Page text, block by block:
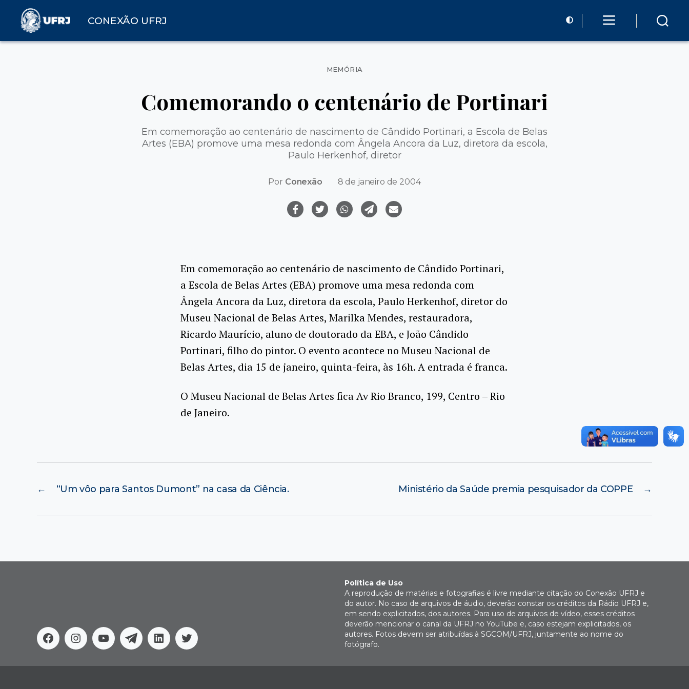
CONEXÃO UFRJ
Categorias
MEMÓRIA
Comemorando o centenário de Portinari
Em comemoração ao centenário de nascimento de Cândido Portinari, a Escola de Belas
Artes (EBA) promove uma mesa redonda com Ângela Ancora da Luz, diretora da escola,
Paulo Herkenhof, diretor
Por Conexão 8 de janeiro de 2004
Em comemoração ao centenário de nascimento de Cândido Portinari,
a Escola de Belas Artes (EBA) promove uma mesa redonda com
Ângela Ancora da Luz, diretora da escola, Paulo Herkenhof, diretor do
Museu Nacional de Belas Artes, Marilka Mendes, restauradora,
Ricardo Maurício, aluno de doutorado da EBA, e João Cândido
Portinari, filho do pintor. O evento acontece no Museu Nacional de
Belas Artes, dia 15 de janeiro, quinta-feira, às 16h. A entrada é franca.
O Museu Nacional de Belas Artes fica Av Rio Branco, 199, Centro – Rio
de Janeiro.
← “Um vôo para Santos Dumont” na casa da Ciência. →
Ministério da Saúde premia pesquisador da COPPE
FacebookInstagram
YoutubeTelegramLinkedinTwitter
Política de Uso
A reprodução de matérias e fotografias é livre mediante citação do Conexão UFRJ e
do autor. No caso de arquivos de áudio, deverão constar os créditos da Rádio UFRJ e,
em sendo explicitados, dos autores. Para uso de arquivos de vídeo, esses créditos
deverão mencionar o canal da UFRJ no YouTube e, caso estejam explicitados, os
autores. Fotos devem ser atribuídas à SGCOM/UFRJ, juntamente ao nome do
fotógrafo.